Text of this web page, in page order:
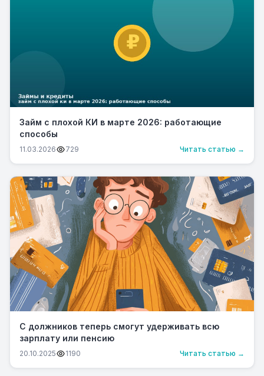
Займ с плохой КИ в марте 2026: работающие
способы
11.03.2026 729 Читать статью →
С должников теперь смогут удерживать всю
зарплату или пенсию
20.10.2025 1190 Читать статью →